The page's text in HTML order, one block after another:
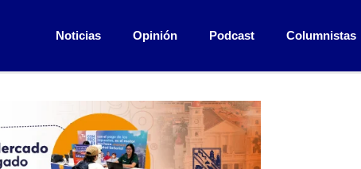
Noticias Opinión Podcast Columnistas